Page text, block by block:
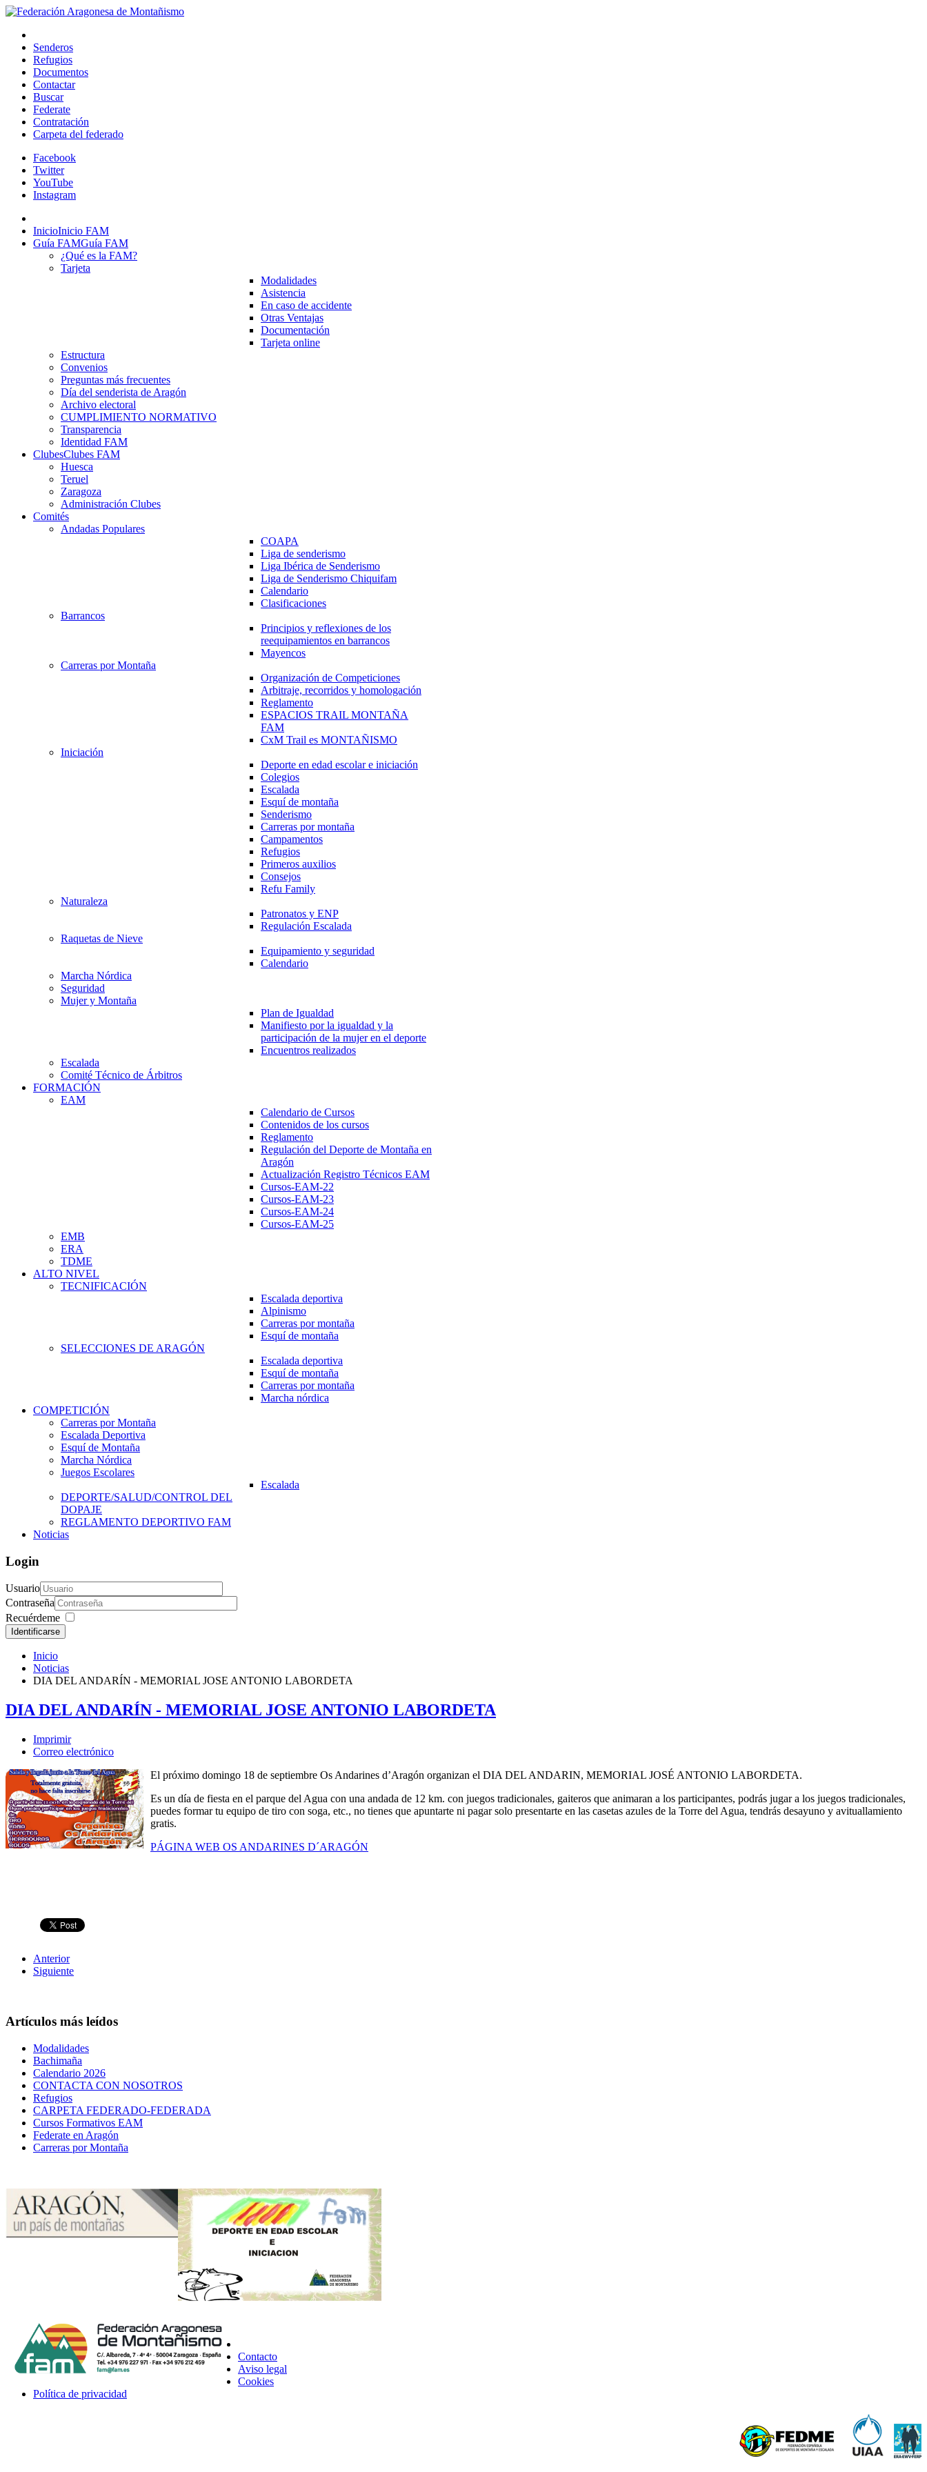
Senderos
Refugios
Documentos
Contactar
Buscar
Federate
Contratación
Carpeta del federado
Facebook
Twitter
YouTube
Instagram
InicioInicio FAM
Guía FAMGuía FAM
¿Qué es la FAM?
Tarjeta
Modalidades
Asistencia
En caso de accidente
Otras Ventajas
Documentación
Tarjeta online
Estructura
Convenios
Preguntas más frecuentes
Día del senderista de Aragón
Archivo electoral
CUMPLIMIENTO NORMATIVO
Transparencia
Identidad FAM
ClubesClubes FAM
Huesca
Teruel
Zaragoza
Administración Clubes
Comités
Andadas Populares
COAPA
Liga de senderismo
Liga Ibérica de Senderismo
Liga de Senderismo Chiquifam
Calendario
Clasificaciones
Barrancos
Principios y reflexiones de los
reequipamientos en barrancos
Mayencos
Carreras por Montaña
Organización de Competiciones
Arbitraje, recorridos y homologación
Reglamento
ESPACIOS TRAIL MONTAÑA
FAM
CxM Trail es MONTAÑISMO
Iniciación
Deporte en edad escolar e iniciación
Colegios
Escalada
Esquí de montaña
Senderismo
Carreras por montaña
Campamentos
Refugios
Primeros auxilios
Consejos
Refu Family
Naturaleza
Patronatos y ENP
Regulación Escalada
Raquetas de Nieve
Equipamiento y seguridad
Calendario
Marcha Nórdica
Seguridad
Mujer y Montaña
Plan de Igualdad
Manifiesto por la igualdad y la
participación de la mujer en el deporte
Encuentros realizados
Escalada
Comité Técnico de Árbitros
FORMACIÓN
EAM
Calendario de Cursos
Contenidos de los cursos
Reglamento
Regulación del Deporte de Montaña en
Aragón
Actualización Registro Técnicos EAM
Cursos-EAM-22
Cursos-EAM-23
Cursos-EAM-24
Cursos-EAM-25
EMB
ERA
TDME
ALTO NIVEL
TECNIFICACIÓN
Escalada deportiva
Alpinismo
Carreras por montaña
Esquí de montaña
SELECCIONES DE ARAGÓN
Escalada deportiva
Esquí de montaña
Carreras por montaña
Marcha nórdica
COMPETICIÓN
Carreras por Montaña
Escalada Deportiva
Esquí de Montaña
Marcha Nórdica
Juegos Escolares
Escalada
DEPORTE/SALUD/CONTROL DEL
DOPAJE
REGLAMENTO DEPORTIVO FAM
Noticias
Login
Usuario
Contraseña
Recuérdeme
Identificarse
Inicio
Noticias
DIA DEL ANDARÍN - MEMORIAL JOSE ANTONIO LABORDETA
DIA DEL ANDARÍN - MEMORIAL JOSE ANTONIO LABORDETA
Imprimir
Correo electrónico
El próximo domingo 18 de septiembre Os Andarines d’Aragón organizan el DIA DEL ANDARIN, MEMORIAL JOSÉ ANTONIO LABORDETA.
Es un día de fiesta en el parque del Agua con una andada de 12 km. con juegos tradicionales, gaiteros que animaran a los participantes, podrás jugar a los juegos tradicionales,
puedes formar tu equipo de tiro con soga, etc., no tienes que apuntarte ni pagar solo presentarte en las casetas azules de la Torre del Agua, tendrás desayuno y avituallamiento
gratis.
PÁGINA WEB OS ANDARINES D´ARAGÓN
Anterior
Siguiente
Artículos más leídos
Modalidades
Bachimaña
Calendario 2026
CONTACTA CON NOSOTROS
Refugios
CARPETA FEDERADO-FEDERADA
Cursos Formativos EAM
Federate en Aragón
Carreras por Montaña
Contacto
Aviso legal
Cookies
Política de privacidad